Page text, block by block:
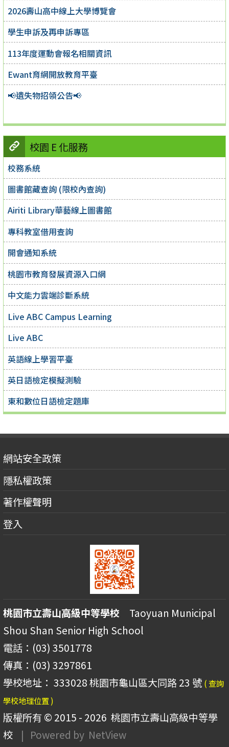
2026壽山高中線上大學博覽會
學生申訴及再申訴專區
113年度運動會報名相關資訊
Ewant育網開放教育平臺
📢遺失物招領公告📢
校園 E 化服務
校務系統
圖書館藏查詢 (限校內查詢)
Airiti Library華藝線上圖書館
專科教室借用查詢
開會通知系統
桃園市教育發展資源入口網
中文能力雲端診斷系統
Live ABC Campus Learning
Live ABC
英語線上學習平臺
英日語檢定模擬測驗
東和數位日語檢定題庫
網站安全政策
隱私權政策
著作權聲明
登入
桃園市立壽山高級中等學校 Taoyuan Municipal
Shou Shan Senior High School
電話：(03) 3501778
傳真：(03) 3297861
學校地址： 333028 桃園市龜山區大同路 23 號 ( 查詢
學校地理位置 )
版權所有 © 2015 - 2026 桃園市立壽山高級中等學
校
| Powered by NetView